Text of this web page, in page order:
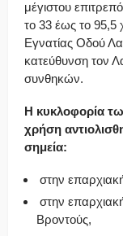
μέγιστου
το 33 έως το 95,5
Εγνατίας Οδού
κατεύθυνση τον
συνθηκών.
Η κυκλοφορία
χρήση
σημεία:
στην
στην
Βροντούς,